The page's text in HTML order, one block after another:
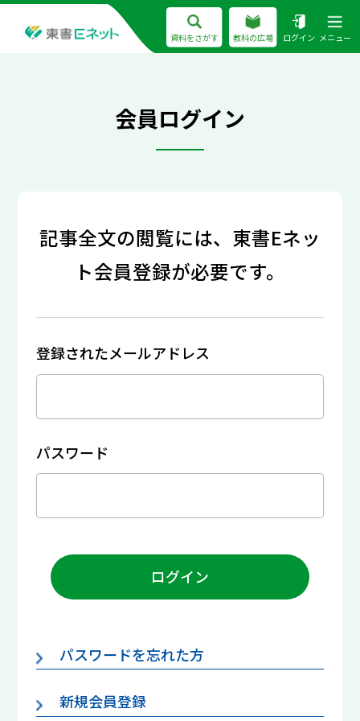
資料をさがす 教科の広場 ログイン メニュー
会員ログイン
記事全文の閲覧には、東書Eネッ
ト会員登録が必要です。
登録されたメールアドレス
パスワード
ログイン
パスワードを忘れた方
新規会員登録